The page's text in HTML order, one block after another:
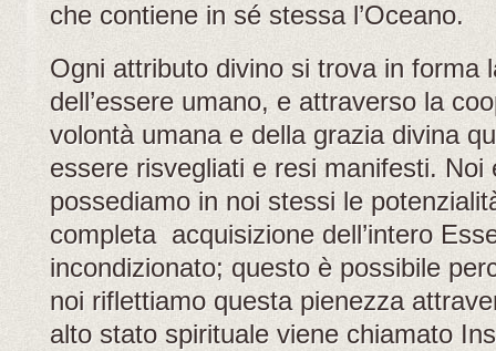
che contiene in sé stessa l’Oceano.
Ogni attributo divino si trova in forma
dell’essere umano, e attraverso la
volontà umana e della grazia divina
essere risvegliati e resi manifesti. Noi
possediamo in noi stessi le
completa acquisizione dell’intero
incondizionato; questo è possibile
noi riflettiamo questa pienezza
alto stato spirituale viene chiamato